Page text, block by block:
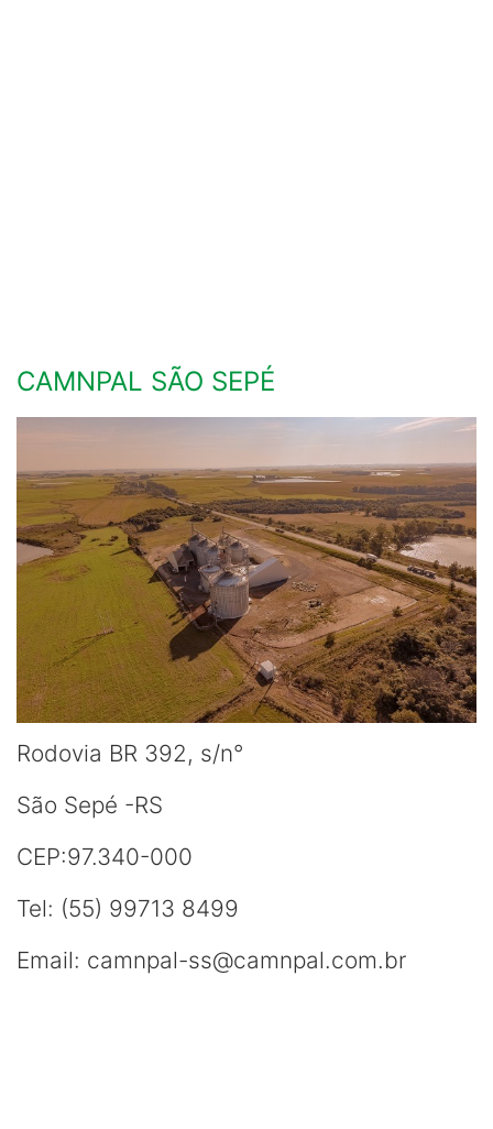
CAMNPAL SÃO SEPÉ
Rodovia BR 392, s/n°
São Sepé -RS
CEP:97.340-000
Tel: (55) 99713 8499
Email: camnpal-ss@camnpal.com.br